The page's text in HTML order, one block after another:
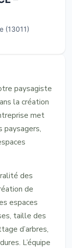
(13011)
paysagiste
la création
met
paysagers,
des
de
espaces
taille des
d’arbres,
L’équipe